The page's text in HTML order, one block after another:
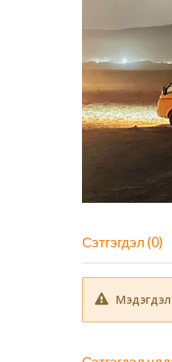
Сэтгэгдэл (0)